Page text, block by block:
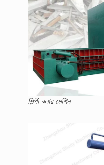
শিল্পী বলার মেশিন